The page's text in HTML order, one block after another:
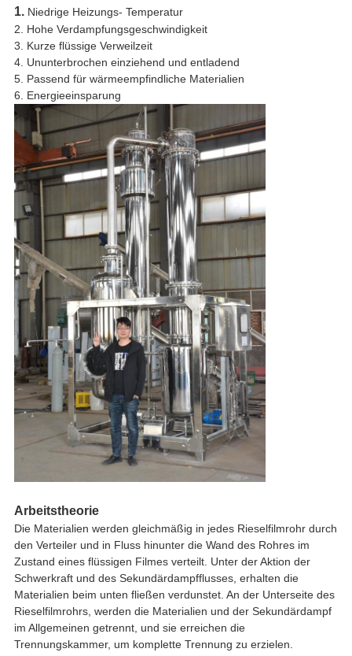
1. Niedrige Heizungs- Temperatur
2. Hohe Verdampfungsgeschwindigkeit
3. Kurze flüssige Verweilzeit
4. Ununterbrochen einziehend und entladend
5. Passend für wärmeempfindliche Materialien
6. Energieeinsparung
Arbeitstheorie
Die Materialien werden gleichmäßig in jedes Rieselfilmrohr durch
den Verteiler und in Fluss hinunter die Wand des Rohres im
Zustand eines flüssigen Filmes verteilt. Unter der Aktion der
Schwerkraft und des Sekundärdampfflusses, erhalten die
Materialien beim unten fließen verdunstet. An der Unterseite des
Rieselfilmrohrs, werden die Materialien und der Sekundärdampf
im Allgemeinen getrennt, und sie erreichen die
Trennungskammer, um komplette Trennung zu erzielen.